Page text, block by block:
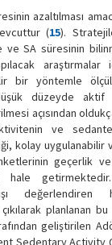
azaltılması
(15).
ve SA süresinin
bir yöntemle
düzeyde
açısından
ve
kolay uygulanabilir
geçerlik ve
hale
planlanan bu
geliştirilen
Sedentary Activity